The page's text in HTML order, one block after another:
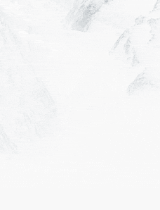
Gurgl – Obergurgl-Hochgurgl